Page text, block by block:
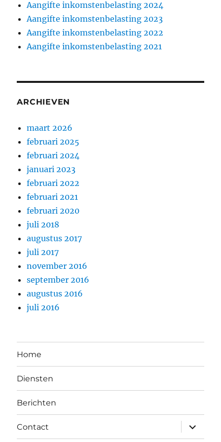
Aangifte inkomstenbelasting 2024
Aangifte inkomstenbelasting 2023
Aangifte inkomstenbelasting 2022
Aangifte inkomstenbelasting 2021
ARCHIEVEN
maart 2026
februari 2025
februari 2024
januari 2023
februari 2022
februari 2021
februari 2020
juli 2018
augustus 2017
juli 2017
november 2016
september 2016
augustus 2016
juli 2016
Home
Diensten
Berichten
Contact